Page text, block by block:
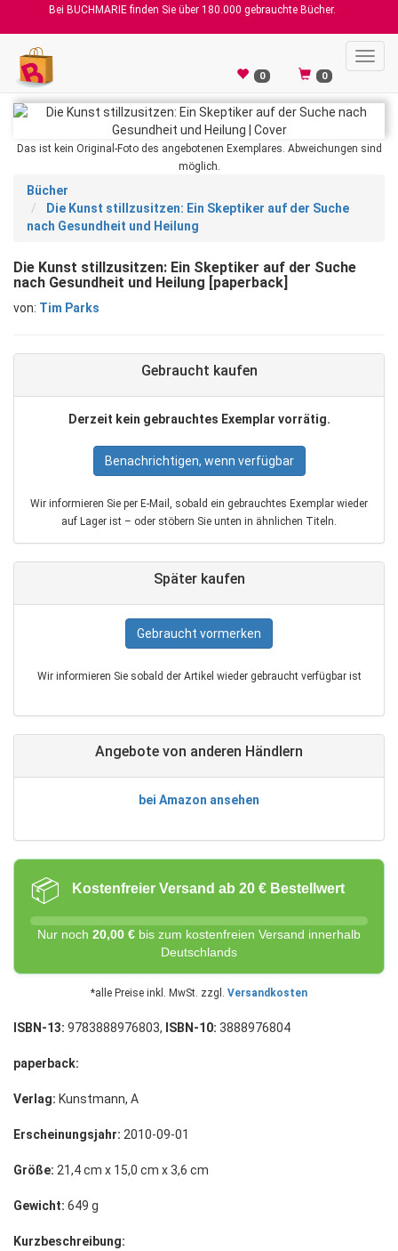
Bei BUCHMARIE finden Sie über 180.000 gebrauchte Bücher.
0 0
Das ist kein Original-Foto des angebotenen Exemplares. Abweichungen sind
möglich.
Bücher
Die Kunst stillzusitzen: Ein Skeptiker auf der Suche
nach Gesundheit und Heilung
Die Kunst stillzusitzen: Ein Skeptiker auf der Suche
nach Gesundheit und Heilung [paperback]
von: Tim Parks
Gebraucht kaufen
Derzeit kein gebrauchtes Exemplar vorrätig.
Benachrichtigen, wenn verfügbar
Wir informieren Sie per E‑Mail, sobald ein gebrauchtes Exemplar wieder
auf Lager ist – oder stöbern Sie unten in ähnlichen Titeln.
Später kaufen
Gebraucht vormerken
Wir informieren Sie sobald der Artikel wieder gebraucht verfügbar ist
Angebote von anderen Händlern
bei Amazon ansehen
📦 Kostenfreier Versand ab 20 € Bestellwert
Nur noch 20,00 € bis zum kostenfreien Versand innerhalb
Deutschlands
*alle Preise inkl. MwSt. zzgl. Versandkosten
ISBN-13: 9783888976803, ISBN-10: 3888976804
paperback:
Verlag: Kunstmann, A
Erscheinungsjahr: 2010-09-01
Größe: 21,4 cm x 15,0 cm x 3,6 cm
Gewicht: 649 g
Kurzbeschreibung: